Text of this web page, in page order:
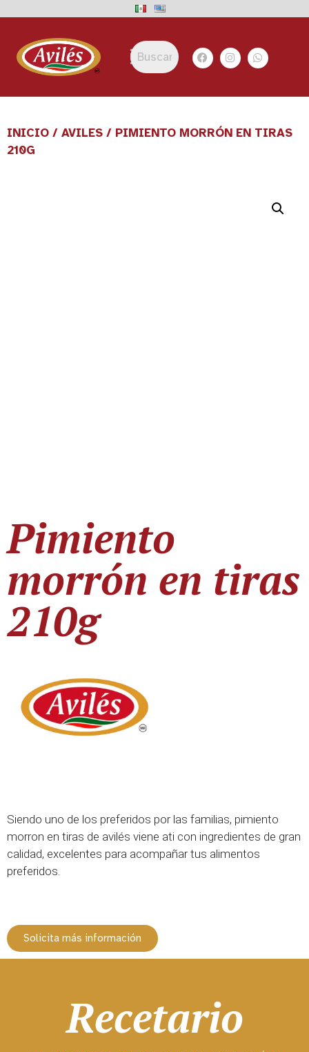
INICIO / AVILES / PIMIENTO MORRÓN EN TIRAS
210G
Pimiento
morrón en tiras
210g
Siendo uno de los preferidos por las familias, pimiento
morron en tiras de avilés viene ati con ingredientes de gran
calidad, excelentes para acompañar tus alimentos
preferidos.
Solicita más información
Recetario